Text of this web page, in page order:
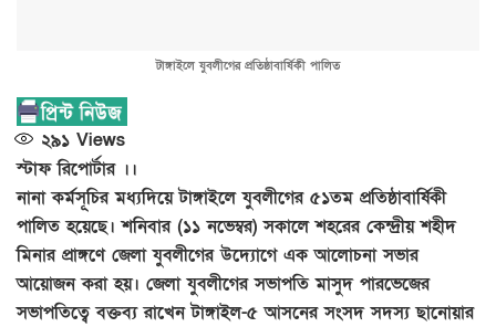
টাঙ্গাইলে যুবলীগের প্রতিষ্ঠাবার্ষিকী পালিত
২৯১ Views
স্টাফ রিপোর্টার ।।
নানা কর্মসূচির মধ্যদিয়ে টাঙ্গাইলে যুবলীগের ৫১তম প্রতিষ্ঠাবার্ষিকী
পালিত হয়েছে। শনিবার (১১ নভেম্বর) সকালে শহরের কেন্দ্রীয় শহীদ
মিনার প্রাঙ্গণে জেলা যুবলীগের উদ্যোগে এক আলোচনা সভার
আয়োজন করা হয়। জেলা যুবলীগের সভাপতি মাসুদ পারভেজের
সভাপতিত্বে বক্তব্য রাখেন টাঙ্গাইল-৫ আসনের সংসদ সদস্য ছানোয়ার